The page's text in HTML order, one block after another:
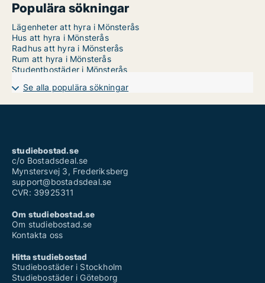
Populära sökningar
Lägenheter att hyra i Mönsterås
Hus att hyra i Mönsterås
Radhus att hyra i Mönsterås
Rum att hyra i Mönsterås
Studentbostäder i Mönsterås
Se alla populära sökningar
studiebostad.se
c/o Bostadsdeal.se
Mynstersvej 3, Frederiksberg
support@bostadsdeal.se
CVR: 39925311
Om studiebostad.se
Om studiebostad.se
Kontakta oss
Hitta studiebostad
Studiebostäder i Stockholm
Studiebostäder i Göteborg